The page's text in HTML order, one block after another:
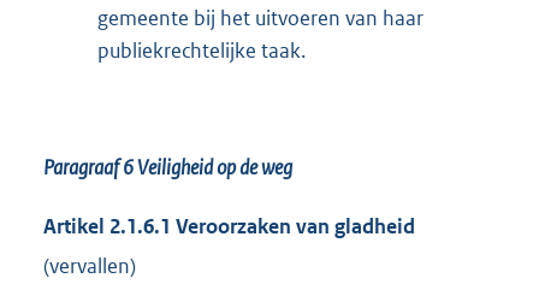
gemeente bij het uitvoeren van haar
publiekrechtelijke taak.
Paragraaf 6Veiligheid op de weg
Artikel 2.1.6.1 Veroorzaken van gladheid
(vervallen)